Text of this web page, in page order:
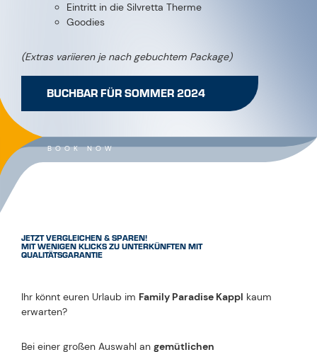
Eintritt in die Silvretta Therme
Goodies
(Extras variieren je nach gebuchtem Package)
BUCHBAR FÜR SOMMER 2024
BOOK NOW
JETZT VERGLEICHEN & SPAREN!
MIT WENIGEN KLICKS ZU UNTERKÜNFTEN MIT
QUALITÄTSGARANTIE
Ihr könnt euren Urlaub im Family Paradise Kappl kaum
erwarten?
Bei einer großen Auswahl an gemütlichen